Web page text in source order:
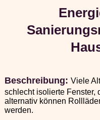
Beschreibung: Viele
schlecht isolierte Fenster,
alternativ können
werden.